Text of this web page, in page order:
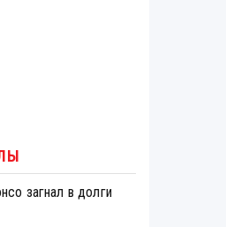
загнал в долги